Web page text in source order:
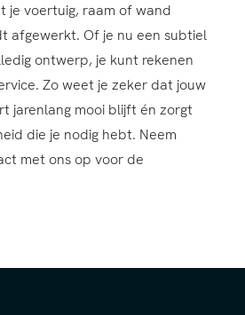
je voertuig, raam of wand
afgewerkt. Of je nu een subtiel
ontwerp, je kunt rekenen
Zo weet je zeker dat jouw
jarenlang mooi blijft én zorgt
die je nodig hebt. Neem
met ons op voor de